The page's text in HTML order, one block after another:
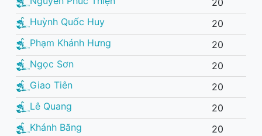
20
Huỳnh Quốc Huy
20
Phạm Khánh Hưng
20
Ngọc Sơn
20
Giao Tiên
20
Lê Quang
20
Khánh Băng
20